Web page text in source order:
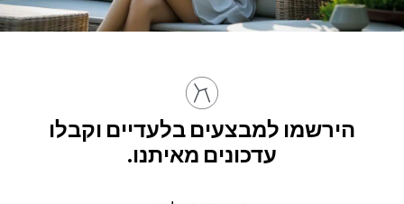
הירשמו למבצעים בלעדיים וקבלו
עדכונים מאיתנו.